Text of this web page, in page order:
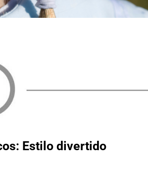
Estilo divertido